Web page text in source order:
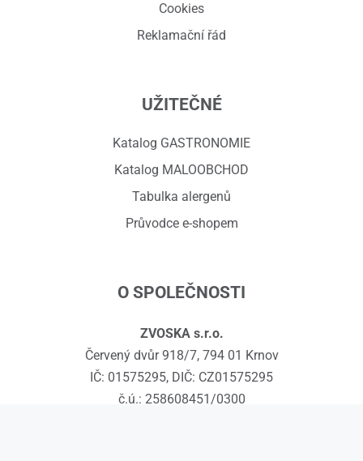
Cookies
Reklamační řád
UŽITEČNÉ
Katalog GASTRONOMIE
Katalog MALOOBCHOD
Tabulka alergenů
Průvodce e-shopem
O SPOLEČNOSTI
ZVOSKA s.r.o.
Červený dvůr 918/7, 794 01 Krnov
IČ: 01575295, DIČ: CZ01575295
č.ú.: 258608451/0300